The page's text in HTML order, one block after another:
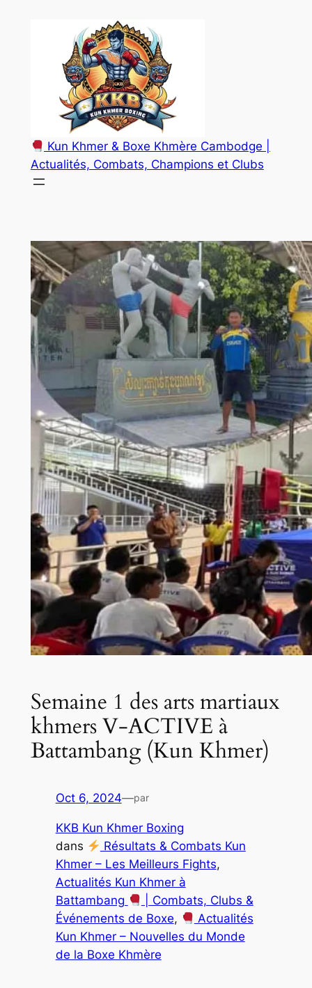
Kun Khmer & Boxe Khmère Cambodge |
Actualités, Combats, Champions et Clubs
Semaine 1 des arts martiaux
khmers V-ACTIVE à
Battambang (Kun Khmer)
Oct 6, 2024—par
KKB Kun Khmer Boxing
dans
Résultats & Combats Kun
Khmer – Les Meilleurs Fights
Actualités Kun Khmer à
Battambang
| Combats, Clubs &
Événements de Boxe,
Actualités
Kun Khmer – Nouvelles du Monde
de la Boxe Khmère